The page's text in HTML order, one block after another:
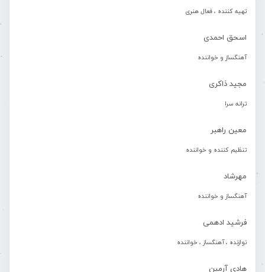
تهیه کننده ، فعال هنری
اسحق احمدی
آهنگساز و خواننده
مجید ذاکری
ترانه سرا
معین راهبر
تنظیم کننده و خواننده
مهرشاد
آهنگساز و خواننده
فرشید ادهمی
نوازنده ، آهنگساز ، خواننده
هادی آرمین